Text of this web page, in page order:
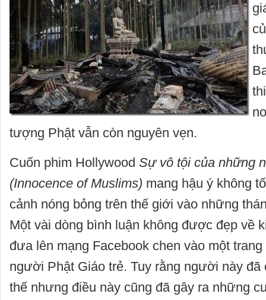
tượng Phật vẫn còn nguyên vẹn.
Cuốn phim Hollywood Sự vô tội của những
(Innocence of Muslims) mang hậu ý không
cảnh nóng bỏng trên thế giới vào những
Một vài dòng bình luận không được đẹp về
đưa lên mạng Facebook chen vào một
người Phật Giáo trẻ. Tuy rằng người này
thế nhưng điều này cũng đã gây ra những